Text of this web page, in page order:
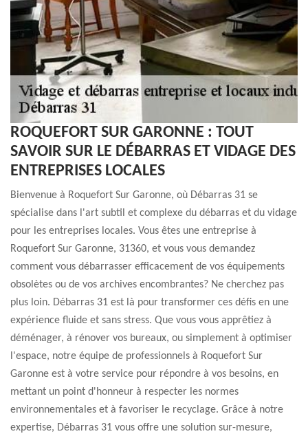
ROQUEFORT SUR GARONNE : TOUT
SAVOIR SUR LE DÉBARRAS ET VIDAGE DES
ENTREPRISES LOCALES
Bienvenue à Roquefort Sur Garonne, où Débarras 31 se
spécialise dans l'art subtil et complexe du débarras et du vidage
pour les entreprises locales. Vous êtes une entreprise à
Roquefort Sur Garonne, 31360, et vous vous demandez
comment vous débarrasser efficacement de vos équipements
obsolètes ou de vos archives encombrantes? Ne cherchez pas
plus loin. Débarras 31 est là pour transformer ces défis en une
expérience fluide et sans stress. Que vous vous apprêtiez à
déménager, à rénover vos bureaux, ou simplement à optimiser
l'espace, notre équipe de professionnels à Roquefort Sur
Garonne est à votre service pour répondre à vos besoins, en
mettant un point d'honneur à respecter les normes
environnementales et à favoriser le recyclage. Grâce à notre
expertise, Débarras 31 vous offre une solution sur-mesure,